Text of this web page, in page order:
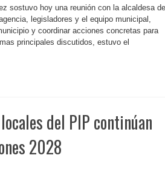
sostuvo hoy una reunión con la alcaldesa de
legisladores y el equipo municipal,
y coordinar acciones concretas para
principales discutidos, estuvo el
del PIP continúan
2028